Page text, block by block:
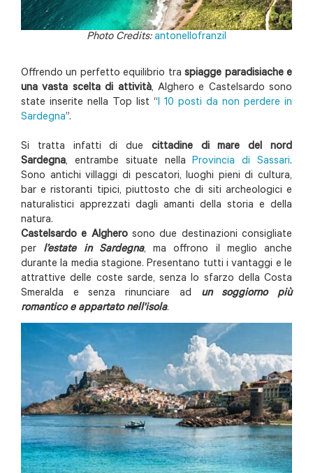
Photo Credits: antonellofranzil
Offrendo un perfetto equilibrio traspiagge paradisiache e
una vasta scelta di attività, Alghero e Castelsardo sono
state inserite nella Top list “I 10 posti da non perdere in
Sardegna”.
Si tratta infatti di due cittadine di mare del nord
Sardegna, entrambe situate nellaProvincia di Sassari.
Sono antichi villaggi di pescatori, luoghi pieni di cultura,
bar e ristoranti tipici, piuttosto che di siti archeologici e
naturalistici apprezzati dagli amanti della storia e della
natura.
Castelsardo e Algherosono due destinazioni consigliate
per l’estate in Sardegna, ma offrono il meglio anche
durante la media stagione. Presentano tutti i vantaggi e le
attrattive delle coste sarde, senza lo sfarzo della Costa
Smeralda e senza rinunciare ad un soggiorno più
romantico e appartato nell'isola.